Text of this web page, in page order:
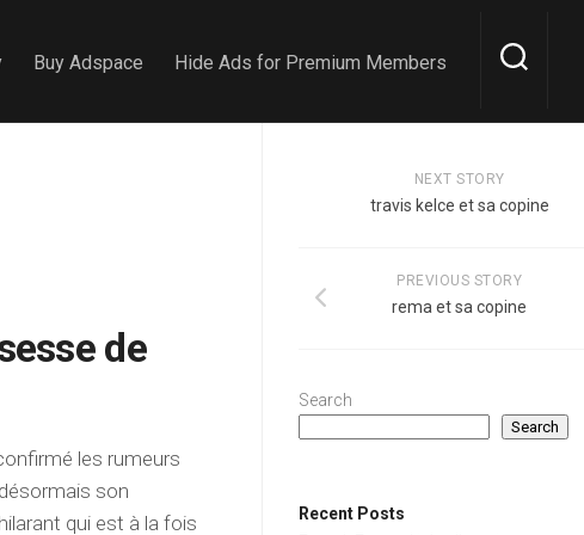
Buy Adspace Hide Ads for Premium Members
de
les rumeurs
son
qui est à la fois
NEXT STORY
travis kelce et sa copine
PREVIOUS STORY
rema et sa copine
Search
Search
Recent Posts